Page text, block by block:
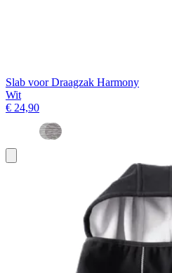
Slab voor Draagzak Harmony
Wit
€ 24,90